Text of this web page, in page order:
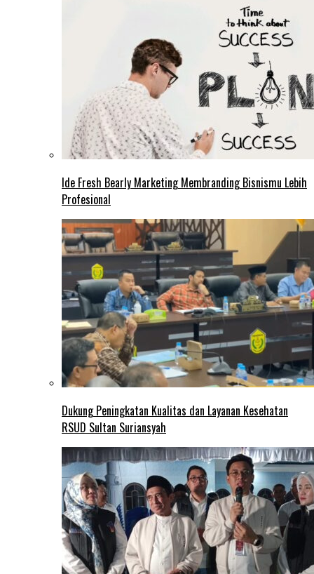
Ide Fresh Bearly Marketing Membranding Bisnismu Lebih
Profesional
Dukung Peningkatan Kualitas dan Layanan Kesehatan
RSUD Sultan Suriansyah